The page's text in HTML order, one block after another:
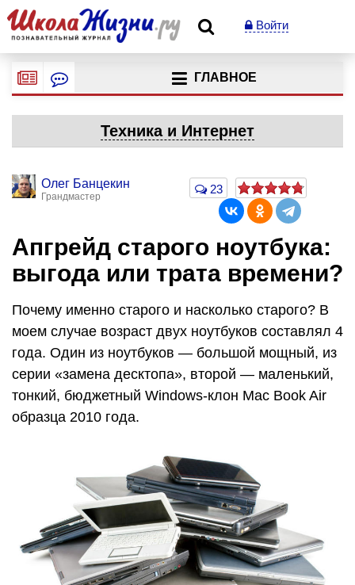
Войти
ГЛАВНОЕ
Техника и Интернет
Олег Банцекин
Грандмастер
23
Апгрейд старого ноутбука:
выгода или трата времени?
Почему именно старого и насколько старого? В
моем случае возраст двух ноутбуков составлял 4
года. Один из ноутбуков — большой мощный, из
серии «замена десктопа», второй — маленький,
тонкий, бюджетный Windows-клон Mac Book Air
образца 2010 года.